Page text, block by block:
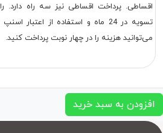
اقساطی. پرداخت اقساطی نیز سه راه دارد.
تسویه در 24 ماه و استفاده از
می‌توانید هزینه را در چهار نوبت پرداخت کنید.
افزودن به سبد خرید